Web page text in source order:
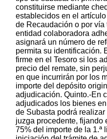
constituirse mediante
establecidos en el
de Recaudación o por vía
entidad colaboradora
asignará un número de
permita su identificación.
firme en el Tesoro si los
precio del remate, sin
en que incurrirán por los
importe del depósito
adjudicación. Quinto.-En
adjudicados los bienes
de Subasta podrá
juzga procedente, fijando
75% del importe de la 1.ª